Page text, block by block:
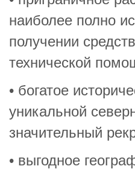
наиболее полно
получении
технической
• богатое
уникальной
значительный
• выгодное